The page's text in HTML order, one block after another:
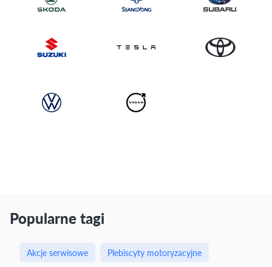
Popularne tagi
Akcje serwisowe
Plebiscyty motoryzacyjne